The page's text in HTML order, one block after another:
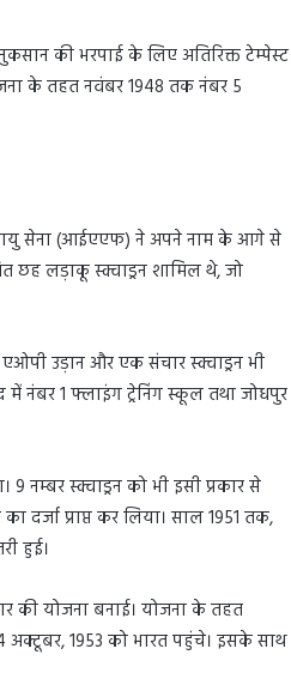
की भरपाई के लिए अतिरिक्त टेम्पेस्ट
के तहत नवंबर 1948 तक नंबर 5
वायु सेना (आईएएफ) ने अपने नाम के आगे से
छह लड़ाकू स्क्वाड्रन शामिल थे, जो
उड़ान और एक संचार स्क्वाड्रन भी
नंबर 1 फ्लाइंग ट्रेनिंग स्कूल तथा जोधपुर
नम्बर स्क्वाड्रन को भी इसी प्रकार से
दर्जा प्राप्त कर लिया। साल 1951 तक,
हुई।
की योजना बनाई। योजना के तहत
1953 को भारत पहुंचे। इसके साथ